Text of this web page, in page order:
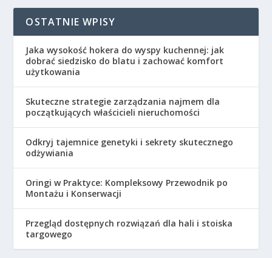
OSTATNIE WPISY
Jaka wysokość hokera do wyspy kuchennej: jak
dobrać siedzisko do blatu i zachować komfort
użytkowania
Skuteczne strategie zarządzania najmem dla
początkujących właścicieli nieruchomości
Odkryj tajemnice genetyki i sekrety skutecznego
odżywiania
Oringi w Praktyce: Kompleksowy Przewodnik po
Montażu i Konserwacji
Przegląd dostępnych rozwiązań dla hali i stoiska
targowego